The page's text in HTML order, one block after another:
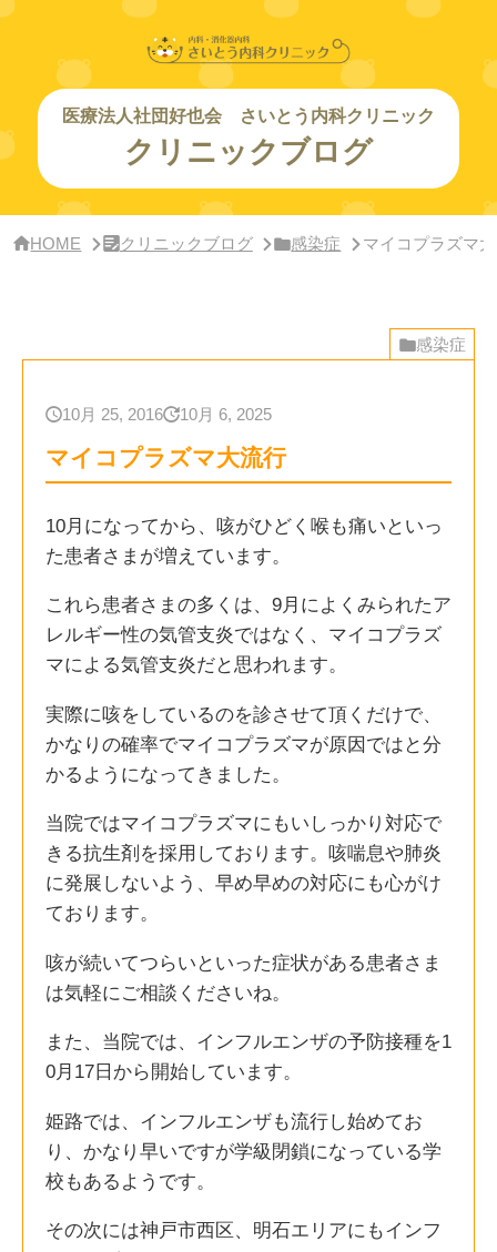
ニッ
医療法人社団好也会 さいとう内科クリニック
クリニックブログ
HOME クリニックブログ 感染症 マイコプラズマ
感染症
10月 25, 2016 10月 6, 2025
マイコプラズマ大流行
10月になってから、咳がひどく喉も痛いといっ
た患者さまが増えています。
これら患者さまの多くは、9月によくみられたア
レルギー性の気管支炎ではなく、マイコプラズ
マによる気管支炎だと思われます。
実際に咳をしているのを診させて頂くだけで、
かなりの確率でマイコプラズマが原因ではと分
かるようになってきました。
当院ではマイコプラズマにもいしっかり対応で
きる抗生剤を採用しております。咳喘息や肺炎
に発展しないよう、早め早めの対応にも心がけ
ております。
咳が続いてつらいといった症状がある患者さま
は気軽にご相談くださいね。
また、当院では、インフルエンザの予防接種を1
0月17日から開始しています。
姫路では、インフルエンザも流行し始めてお
り、かなり早いですが学級閉鎖になっている学
校もあるようです。
その次には神戸市西区、明石エリアにもインフ